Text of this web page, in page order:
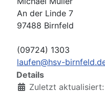
An der Linde 7
97488 Birnfeld
(09724) 1303
laufen@hsv-
Details
Zuletzt